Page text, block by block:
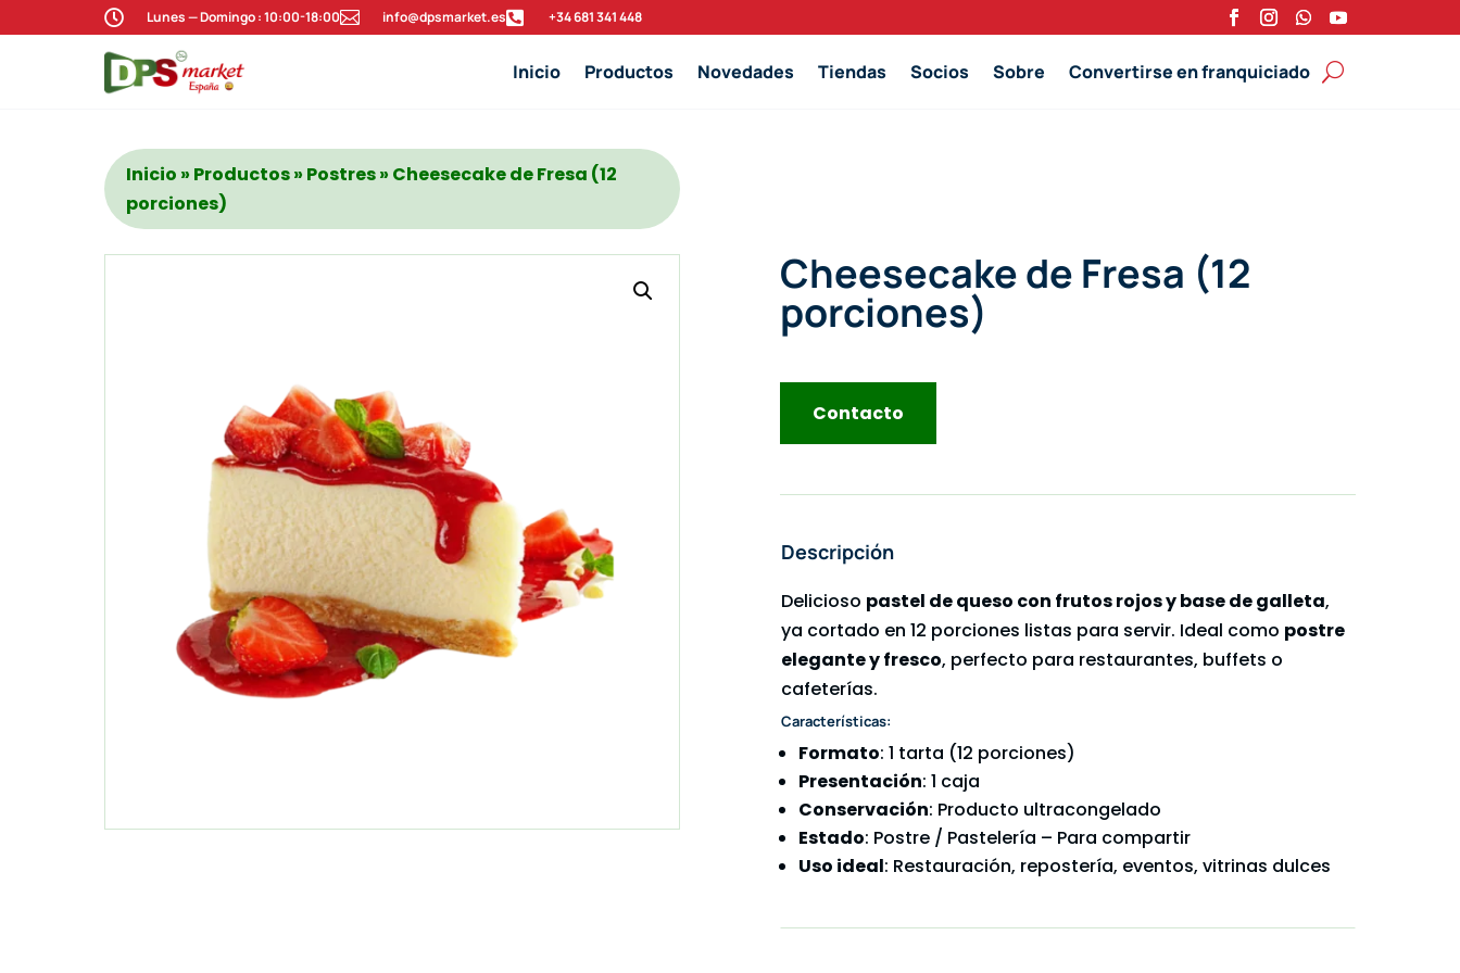
 Lunes — Domingo : 10:00-18:00 info@dpsmarket.es ‭+34 681 341 448‬
Inicio Productos Novedades Tiendas Socios Sobre Convertirse en franquiciado
Inicio » Productos» Postres» Cheesecake de Fresa (12
porciones)
Cheesecake de Fresa (12
porciones)
Contacto
Descripción
Delicioso pastel de queso con frutos rojos y base de galleta,
ya cortado en 12 porciones listas para servir. Ideal como postre
elegante y fresco, perfecto para restaurantes, buffets o
cafeterías.
Características:
Formato: 1 tarta (12 porciones)
Presentación: 1 caja
Conservación: Producto ultracongelado
Estado: Postre / Pastelería – Para compartir
Uso ideal: Restauración, repostería, eventos, vitrinas dulces